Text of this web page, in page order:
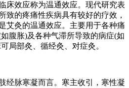
床效应称为温通效应。现代研究表
致的疼痛性疾病具有较好的疗效，
艾灸的温通效应。主要用于各种痛
腹胀)及各种气滞所导致的病症(如
局部灸、循经灸、对症灸。
经脉寒凝而言。寒主收引，寒性凝